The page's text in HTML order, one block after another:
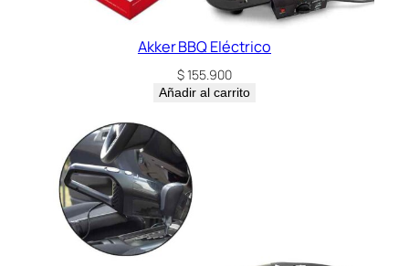
Akker BBQ Eléctrico
$155.900
Añadir al carrito